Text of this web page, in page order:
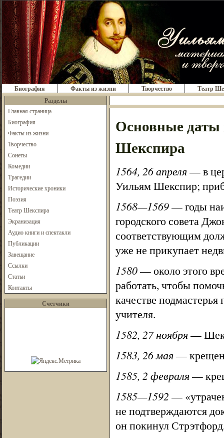
Биография Факты из жизни Творчество
Театр
Разделы
Главная страница
Биография
Факты из жизни
Творчество
Сонеты
Комедии
Трагедии
Исторические хроники
Поэзия
Театр Шекспира
Экранизация
Аудио книги и спектакли
Публикации
Завещание
Ссылки
Статьи
Контакты
Счетчики
Основные даты
Шекспира
1564, 26 апреля— в
Уильям Шекспир;
1568—1569— годы
городского совета
соответствующим
уже не прикупает
1580— около этого
работать, чтобы
качестве
учителя.
1582, 27 ноября—
1583, 26 мая—
1585, 2 февраля—
1585—1592 —
не подтверждаются
он покинул